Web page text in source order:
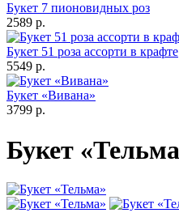
Букет 7 пионовидных роз
2589 р.
Букет 51 роза ассорти в крафте
5549 р.
Букет «Вивана»
3799 р.
Букет